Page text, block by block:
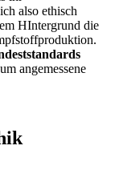
also ethisch
HIntergrund die
angemessene